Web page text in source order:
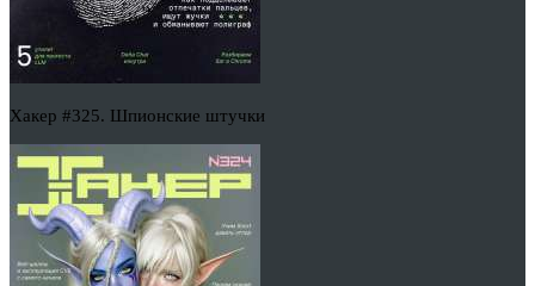
Хакер #325. Шпионские штучки